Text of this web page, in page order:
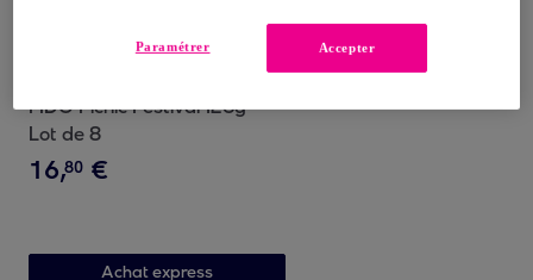
FIDO Picnic Festival 126g -
Lot de 8
16,80 €
Achat express
Accepter
Paramétrer